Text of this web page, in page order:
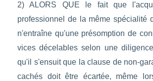
2) ALORS QUE le fait que
professionnel de la même spécialité
n'entraîne qu'une présomption de
vices décelables selon une
qu'il s'ensuit que la clause de non-
cachés doit être écartée, même